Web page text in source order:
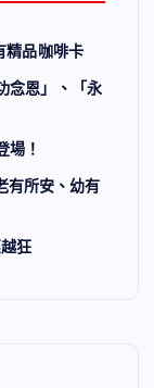
精品咖啡卡
念恩」、「永
場！
有所安、幼有
狂